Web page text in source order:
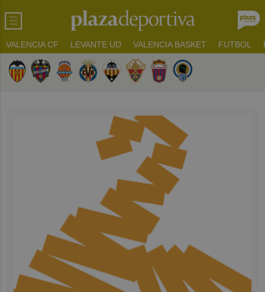
VALENCIA CF LEVANTE UD VALENCIA BASKET FUTBOL